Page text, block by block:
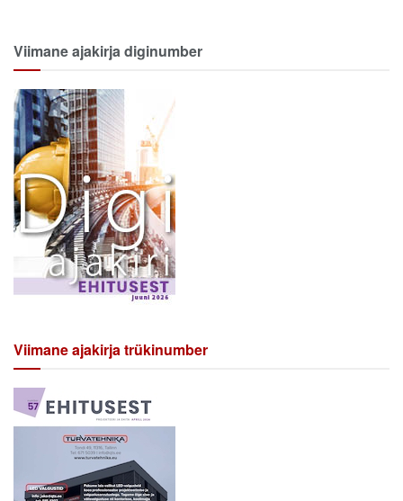
Viimane ajakirja diginumber
Viimane ajakirja trükinumber